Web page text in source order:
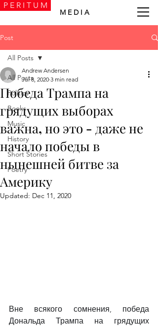
P E R I T U M
M E D I A
Post
All Posts
Politics
Books
Music
History
Short Stories
Poetry
All Posts
Победа Трампа на
грядущих выборах
важна, но это - даже не
начало победы в
нынешней битве за
Америку
Andrew Andersen
Jul 8, 2020 3 min read
Updated: Dec 11, 2020
Вне всякого сомнения, победа
Дональда Трампа на грядущих